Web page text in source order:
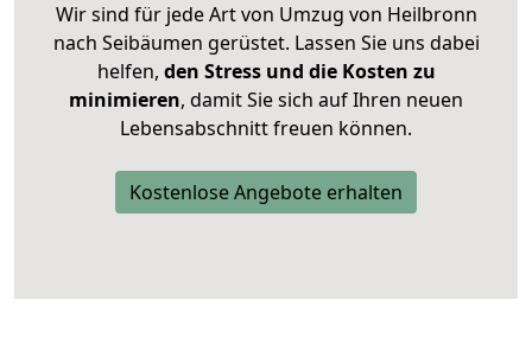
Wir sind für jede Art von Umzug von Heilbronn
nach Seibäumen gerüstet. Lassen Sie uns dabei
helfen, den Stress und die Kosten zu
minimieren, damit Sie sich auf Ihren neuen
Lebensabschnitt freuen können.
Kostenlose Angebote erhalten